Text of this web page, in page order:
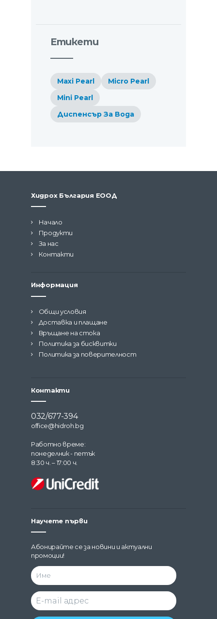
Етикети
Maxi Pearl
Micro Pearl
Mini Pearl
Диспенсър За Вода
Хидрох България ЕООД
Начало
Продукти
За нас
Контакти
Информация
Общи условия
Доставка и плащане
Връщане на стока
Политика за бисквитки
Политика за поверителност
Контакти
032/677-394
office@hidroh.bg
Работно време:
понеделник - петък
8:30 ч. – 17:00 ч.
Научете първи
Абонирайте се за новини и актуални
промоции!